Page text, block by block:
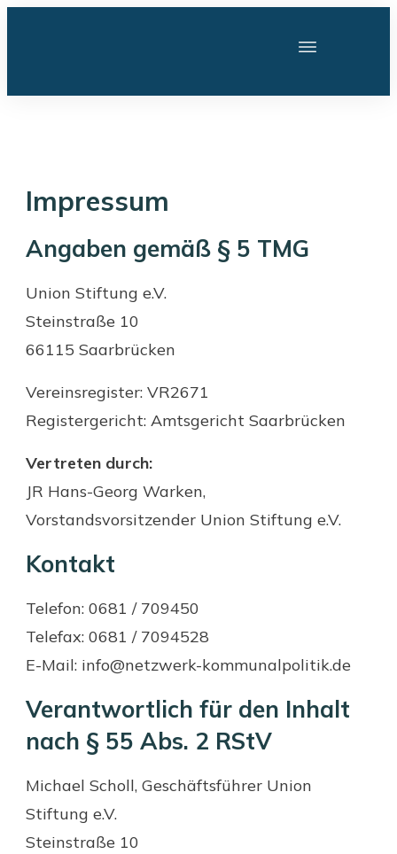
Impressum
Angaben gemäß § 5 TMG
Union Stiftung e.V.
Steinstraße 10
66115 Saarbrücken
Vereinsregister: VR2671
Registergericht: Amtsgericht Saarbrücken
Vertreten durch:
JR Hans-Georg Warken,
Vorstandsvorsitzender Union Stiftung e.V.
Kontakt
Telefon: 0681 / 709450
Telefax: 0681 / 7094528
E-Mail: info@netzwerk-kommunalpolitik.de
Verantwortlich für den Inhalt
nach § 55 Abs. 2 RStV
Michael Scholl, Geschäftsführer Union
Stiftung e.V.
Steinstraße 10